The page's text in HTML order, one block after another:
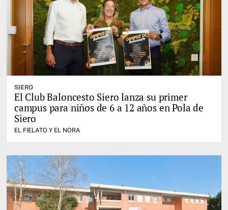
SIERO
El Club Baloncesto Siero lanza su primer
campus para niños de 6 a 12 años en Pola de
Siero
EL FIELATO Y EL NORA